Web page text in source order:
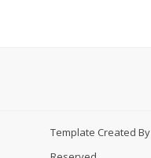
Template Created By